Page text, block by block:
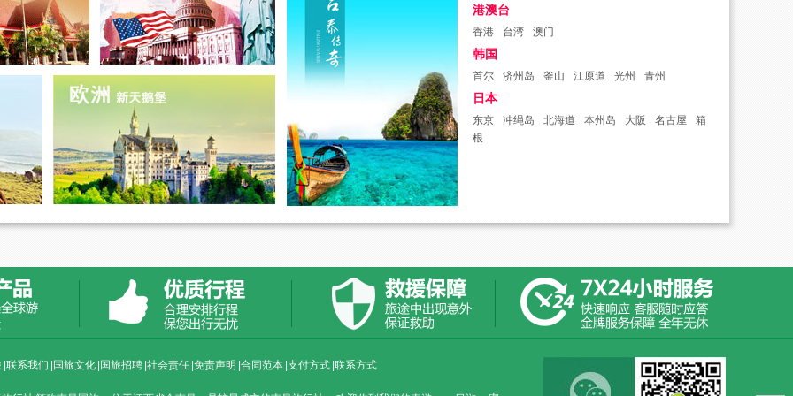
港澳台
香港 台湾 澳门
韩国
首尔 济州岛 釜山 江原道 光州 青州
日本
东京 冲绳岛 北海道 本州岛 大阪 名古屋
箱
根
联系我们 国旅文化 国旅招聘 社会责任 免责声明 合同范本 支付方式 联系方式